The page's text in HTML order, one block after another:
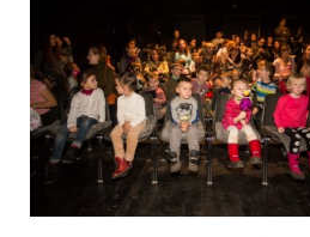
Собрания
акционеров
Личный
кабинет
акционера
Акционерный
капитал
Контроль